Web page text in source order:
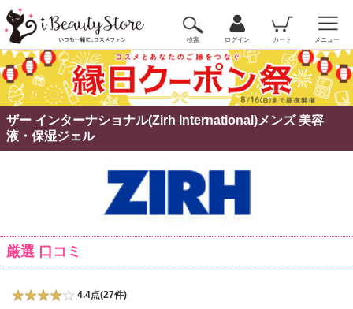
検索 ログイン カート メニュー
ザー インターナショナル(Zirh International)メンズ 美容
液・保湿ジェル
厳選 口コミ
4.4点(27件)